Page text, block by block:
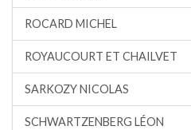
ROCARD MICHEL
ROYAUCOURT ET CHAILVET
SARKOZY NICOLAS
SCHWARTZENBERG LÉON